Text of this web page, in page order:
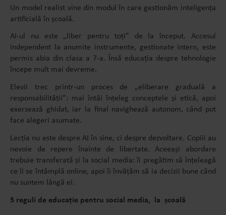
Un model realist vine din modul în care gestionăm inteligența
artificială în școală.
AI-ul nu este „liber pentru toți” de la început. Accesul
independent la anumite instrumente, gestionate intern, este
permis abia din clasa a 7-a. Însă educația despre tehnologie
începe mult mai devreme.
Elevii trec printr-un proces de „eliberare graduală a
responsabilității”: mai întâi înțeleg conceptele și etică, apoi
exersează ghidat, iar la final navighează autonom, când pot
face alegeri asumate.
Lecția nu este despre AI în sine, ci despre dezvoltare. Copiii au
nevoie de repere înainte de libertate. Aceeași abordare
trebuie transferată și la social media: îi pregătim să înțeleagă
ce li se întâmplă online, apoi îi învățăm să ia decizii bune când
nu suntem lângă ei.
5 reguli de educație pentru social media, la școală